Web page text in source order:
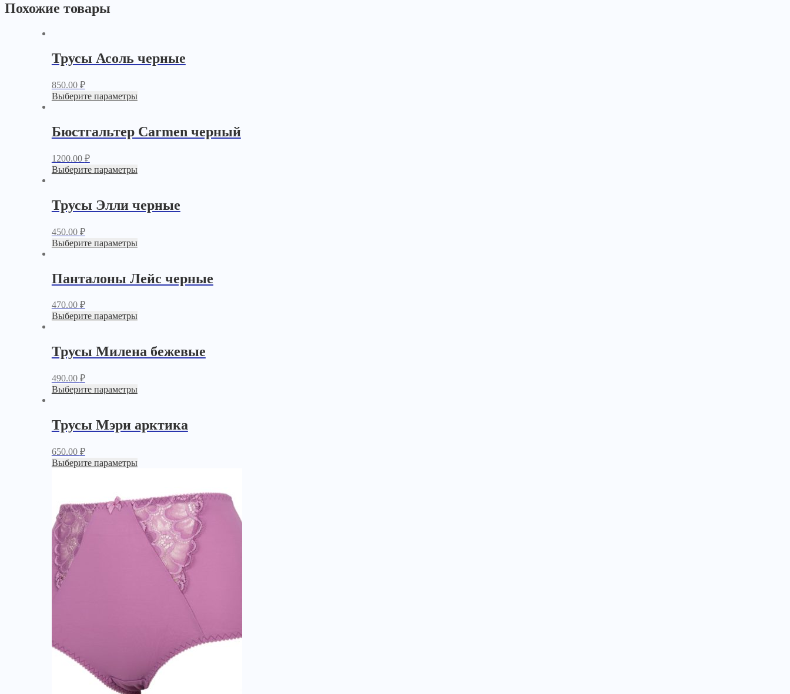
Похожие товары
Трусы Асоль черные
850.00 ₽
Выберите параметры
Бюстгальтер Carmen черный
1200.00 ₽
Выберите параметры
Трусы Элли черные
450.00 ₽
Выберите параметры
Панталоны Лейс черные
470.00 ₽
Выберите параметры
Трусы Милена бежевые
490.00 ₽
Выберите параметры
Трусы Мэри арктика
650.00 ₽
Выберите параметры